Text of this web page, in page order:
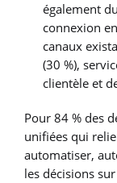
également
connexion
canaux
(30 %),
clientèle et
Pour 84 % des
unifiées qui
automatiser,
les décisions